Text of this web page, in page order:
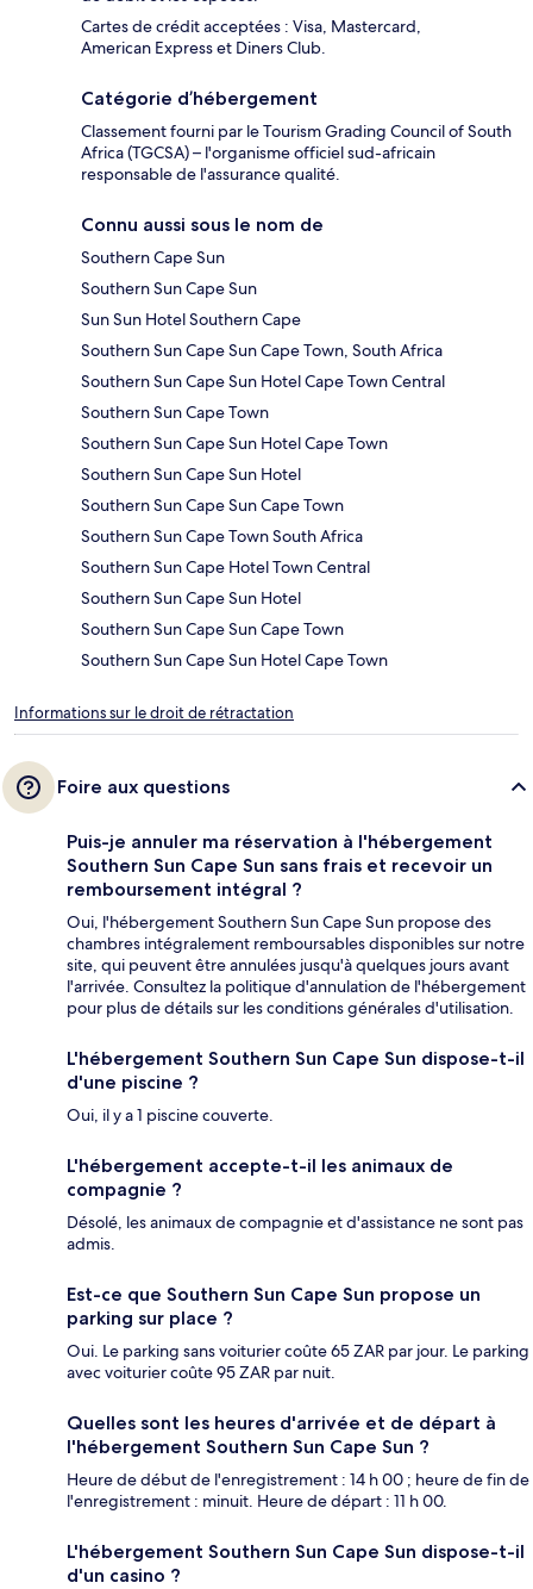
Cartes de crédit acceptées : Visa, Mastercard,
American Express et Diners Club.
Catégorie d’hébergement
Classement fourni par le Tourism Grading Council of South
Africa (TGCSA) – l'organisme officiel sud-africain
responsable de l'assurance qualité.
Connu aussi sous le nom de
Southern Cape Sun
Southern Sun Cape Sun
Sun Sun Hotel Southern Cape
Southern Sun Cape Sun Cape Town, South Africa
Southern Sun Cape Sun Hotel Cape Town Central
Southern Sun Cape Town
Southern Sun Cape Sun Hotel Cape Town
Southern Sun Cape Sun Hotel
Southern Sun Cape Sun Cape Town
Southern Sun Cape Town South Africa
Southern Sun Cape Hotel Town Central
Southern Sun Cape Sun Hotel
Southern Sun Cape Sun Cape Town
Southern Sun Cape Sun Hotel Cape Town
Informations sur le droit de rétractation
Foire aux questions
Puis-je annuler ma réservation à l'hébergement
Southern Sun Cape Sun sans frais et recevoir un
remboursement intégral ?
Oui, l'hébergement Southern Sun Cape Sun propose des
chambres intégralement remboursables disponibles sur notre
site, qui peuvent être annulées jusqu'à quelques jours avant
l'arrivée. Consultez la politique d'annulation de l'hébergement
pour plus de détails sur les conditions générales d'utilisation.
L'hébergement Southern Sun Cape Sun dispose-t-il
d'une piscine ?
Oui, il y a 1 piscine couverte.
L'hébergement accepte-t-il les animaux de
compagnie ?
Désolé, les animaux de compagnie et d'assistance ne sont pas
admis.
Est-ce que Southern Sun Cape Sun propose un
parking sur place ?
Oui. Le parking sans voiturier coûte 65 ZAR par jour. Le parking
avec voiturier coûte 95 ZAR par nuit.
Quelles sont les heures d'arrivée et de départ à
l'hébergement Southern Sun Cape Sun ?
Heure de début de l'enregistrement : 14 h 00 ; heure de fin de
l'enregistrement : minuit. Heure de départ : 11 h 00.
L'hébergement Southern Sun Cape Sun dispose-t-il
d'un casino ?